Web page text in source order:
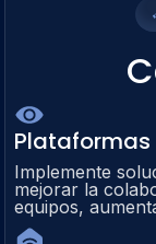
Implemente
mejorar la
equipos,